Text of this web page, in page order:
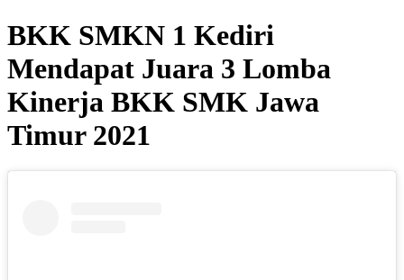
BKK SMKN 1 Kediri
Mendapat Juara 3 Lomba
Kinerja BKK SMK Jawa
Timur 2021